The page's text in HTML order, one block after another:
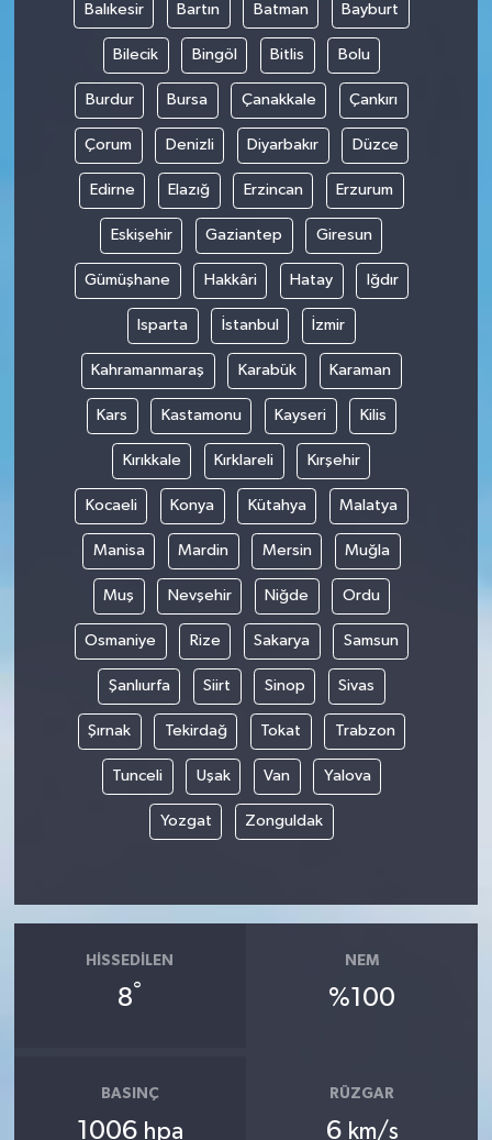
Balıkesir Bartın Batman Bayburt
Bilecik Bingöl Bitlis Bolu
Burdur Bursa Çanakkale Çankırı
Çorum Denizli Diyarbakır Düzce
Edirne Elazığ Erzincan Erzurum
Eskişehir Gaziantep Giresun
Gümüşhane Hakkâri Hatay Iğdır
Isparta İstanbul İzmir
Kahramanmaraş Karabük Karaman
Kars Kastamonu Kayseri Kilis
Kırıkkale Kırklareli Kırşehir
Kocaeli Konya Kütahya Malatya
Manisa Mardin Mersin Muğla
Muş Nevşehir Niğde Ordu
Osmaniye Rize Sakarya Samsun
Şanlıurfa Siirt Sinop Sivas
Şırnak Tekirdağ Tokat Trabzon
Tunceli Uşak Van Yalova
Yozgat Zonguldak
HISSEDILEN
8°
NEM
%100
BASINÇ
1006 hpa
RÜZGAR
6 km/s